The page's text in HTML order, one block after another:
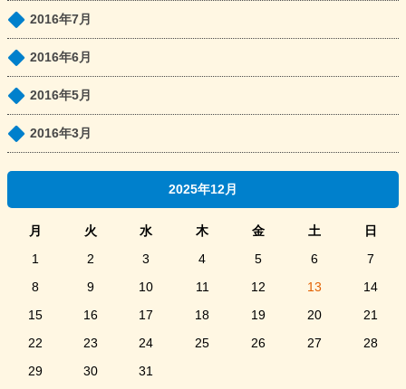
2016年7月
2016年6月
2016年5月
2016年3月
2025年12月
月 火 水 木 金 土 日
1 2 3 4 5 6
7
8
9 10 11 12 13
14
15
16 17 18 19 20
21
22
23 24 25 26 27
28
29
30 31